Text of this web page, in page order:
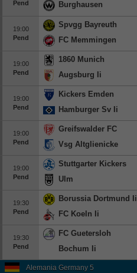
Pend
Burghausen
19:00
Pend
Spvgg Bayreuth
FC Memmingen
19:00
Pend
1860 Munich
Augsburg Ii
19:00
Pend
Kickers Emden
Hamburger Sv Ii
19:00
Pend
Greifswalder FC
Vsg Altglienicke
19:00
Pend
Stuttgarter Kickers
Ulm
19:30
Pend
Borussia Dortmund Ii
FC Koeln Ii
19:30
Pend
FC Guetersloh
Bochum Ii
Alemania Germany 5